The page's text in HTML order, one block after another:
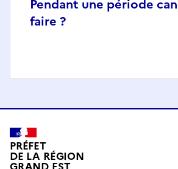
Pendant une période
faire ?
PRÉFET
DE LA RÉGION